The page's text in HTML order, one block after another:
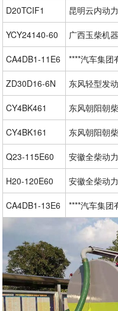
D20TCIF1 昆明云内动
YCY24140-60 广西玉柴机
CA4DB1-11E6 ****汽车集团
ZD30D16-6N 东风轻型发
CY4BK461 东风朝阳朝
CY4BK161 东风朝阳朝
Q23-115E60 安徽全柴动
H20-120E60 安徽全柴动
CA4DB1-13E6 ****汽车集团